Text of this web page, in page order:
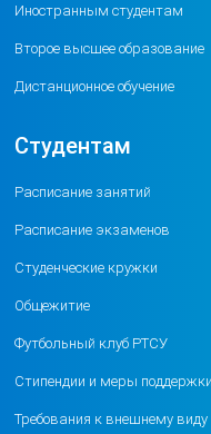
Иностранным студентам
Второе высшее образование
Дистанционное обучение
Студентам
Расписание занятий
Расписание экзаменов
Студенческие кружки
Общежитие
Футбольный клуб РТСУ
Стипендии и меры поддержки
Требования к внешнему виду